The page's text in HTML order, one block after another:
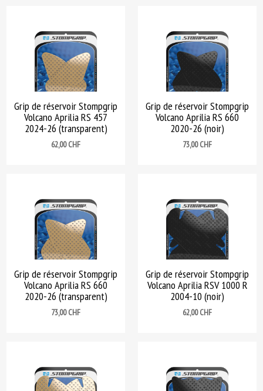
Grip de réservoir Stompgrip
Volcano Aprilia RS 457
2024-26 (transparent)
Prix
62,00 CHF
Grip de réservoir Stompgrip
Volcano Aprilia RS 660
2020-26 (noir)
Prix
73,00 CHF
Grip de réservoir Stompgrip
Volcano Aprilia RS 660
2020-26 (transparent)
Prix
73,00 CHF
Grip de réservoir Stompgrip
Volcano Aprilia RSV 1000 R
2004-10 (noir)
Prix
62,00 CHF